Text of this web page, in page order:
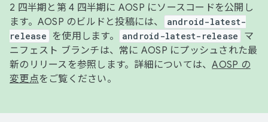
2 四半期と第 4 四半期に AOSP にソースコードを公開し
ます。AOSP のビルドと投稿には、
android-latest-
release
を使用します。 android-latest-release
マ
ニフェスト ブランチは、常に AOSP にプッシュされた最
新のリリースを参照します。詳細については、AOSP の
変更点をご覧ください。